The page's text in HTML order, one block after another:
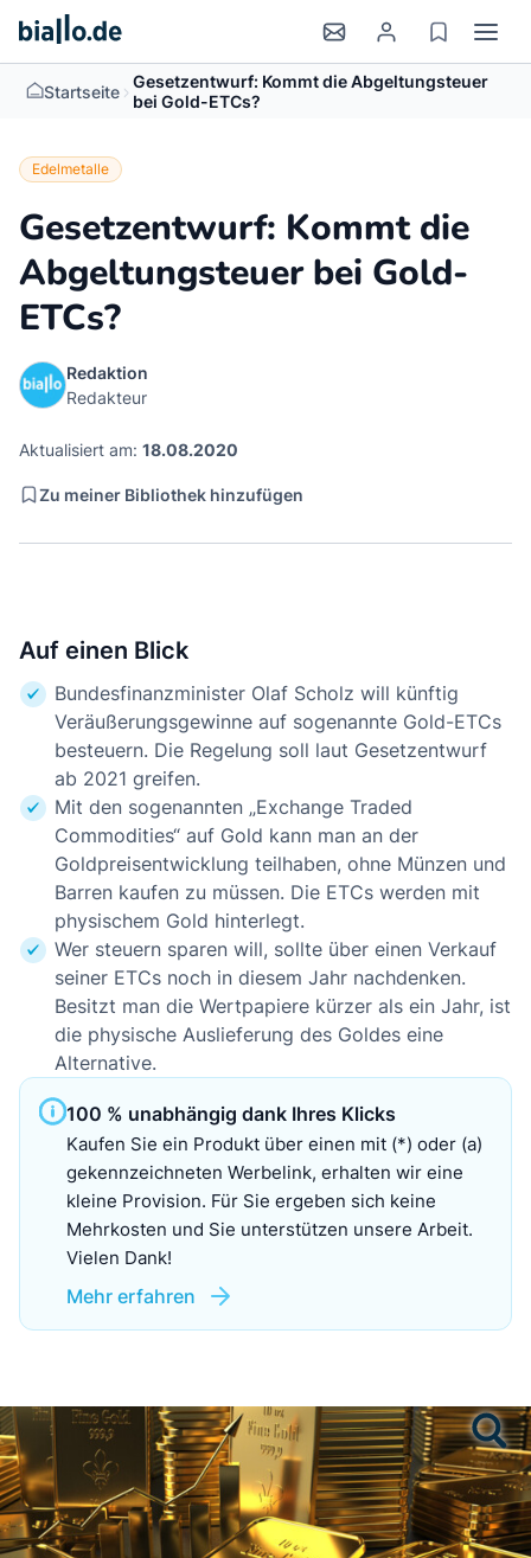
Startseite > Gesetzentwurf: Kommt die Abgeltungsteuer
bei Gold-ETCs?
Edelmetalle
Gesetzentwurf: Kommt die
Abgeltungsteuer bei Gold-
ETCs?
Redaktion
Redakteur
Aktualisiert am: 18.08.2020
Zu meiner Bibliothek hinzufügen
Auf einen Blick
Bundesfinanzminister Olaf Scholz will künftig
Veräußerungsgewinne auf sogenannte Gold-ETCs
besteuern. Die Regelung soll laut Gesetzentwurf
ab 2021 greifen.
Mit den sogenannten „Exchange Traded
Commodities“ auf Gold kann man an der
Goldpreisentwicklung teilhaben, ohne Münzen und
Barren kaufen zu müssen. Die ETCs werden mit
physischem Gold hinterlegt.
Wer steuern sparen will, sollte über einen Verkauf
seiner ETCs noch in diesem Jahr nachdenken.
Besitzt man die Wertpapiere kürzer als ein Jahr, ist
die physische Auslieferung des Goldes eine
Alternative.
100 % unabhängig dank Ihres Klicks
Kaufen Sie ein Produkt über einen mit (*) oder (a)
gekennzeichneten Werbelink, erhalten wir eine
kleine Provision. Für Sie ergeben sich keine
Mehrkosten und Sie unterstützen unsere Arbeit.
Vielen Dank!
Mehr erfahren